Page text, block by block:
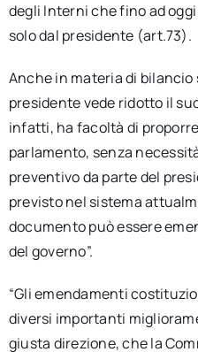
degli Interni che fino ad
solo dal presidente (art.73).
Anche in materia di
presidente vede ridotto il
infatti, ha facoltà di
parlamento, senza
preventivo da parte del
previsto nel sistema
documento può essere
del governo”.
“Gli emendamenti
diversi importanti
giusta direzione, che la